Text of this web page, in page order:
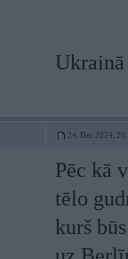
24. Dec 2024,
Pēc kā
tēlo
kurš